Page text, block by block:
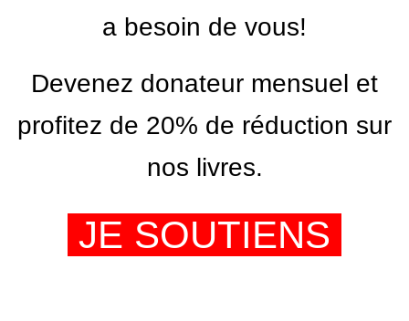
a besoin de vous!
Devenez donateur mensuel et
profitez de 20% de réduction sur
nos livres.
JE SOUTIENS